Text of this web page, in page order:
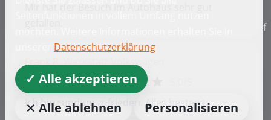
Mir hat der Besuch im Autohaus sehr gut
gefallen.
Frank P.WerkstattVolkswagen
Ich bin rundum zufrieden. Alles bestens.
Seitenfunktionen in vollem Umfang nutzen
möchten. Weitere Informationen erhalten Sie in
Datenschutzerklärung
✓ Alle akzeptieren
⨯ Alle ablehnen
Personalisieren
f